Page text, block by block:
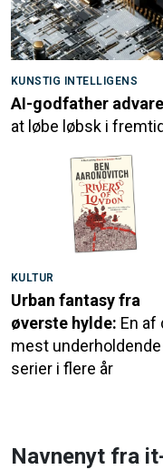
KUNSTIG INTELLIGENS
AI-godfather
at løbe løbsk i
KULTUR
Urban fantasy fra
øverste hylde: En af
mest underholdende
serier i flere år
Navnenyt fra